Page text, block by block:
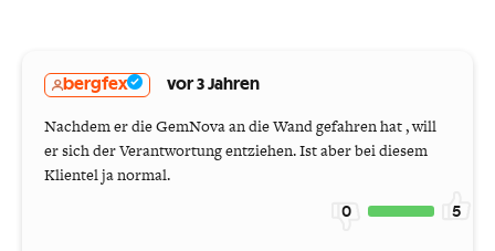
bergfex vor 3 Jahren
Nachdem er die GemNova an die Wand gefahren hat , will
er sich der Verantwortung entziehen. Ist aber bei diesem
Klientel ja normal.
0 5